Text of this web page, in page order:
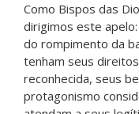
Como Bispos das
dirigimos este
do rompimento da
tenham seus
reconhecida, seus
protagonismo